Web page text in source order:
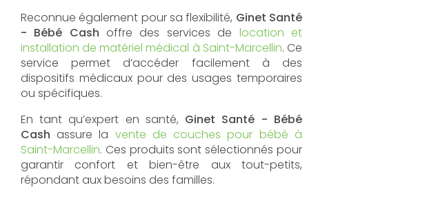
Reconnue également pour sa flexibilité, Ginet Santé
- Bébé Cash offre des services de location et
installation de matériel médical à Saint-Marcellin. Ce
service permet d’accéder facilement à des
dispositifs médicaux pour des usages temporaires
ou spécifiques.
En tant qu’expert en santé, Ginet Santé - Bébé
Cash assure la vente de couches pour bébé à
Saint-Marcellin. Ces produits sont sélectionnés pour
garantir confort et bien-être aux tout-petits,
répondant aux besoins des familles.